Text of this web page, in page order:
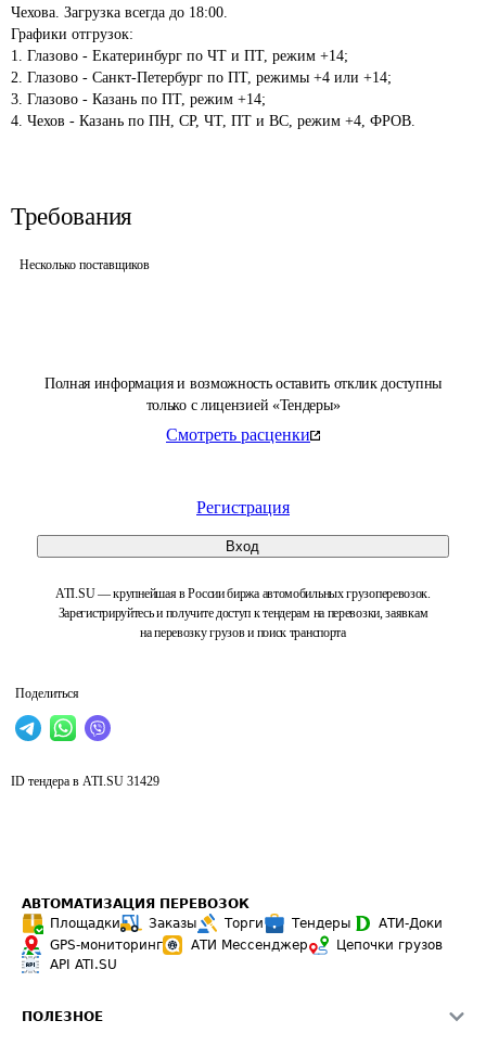
Полная информация и возможность оставить отклик доступны
только с лицензией «Тендеры»
Смотреть расценки
Регистрация
Вход
ATI.SU — крупнейшая в России биржа автомобильных грузоперевозок.
Зарегистрируйтесь и получите доступ к тендерам на перевозки, заявкам
на перевозку грузов и поиск транспорта
Поделиться
Чехова. Загрузка всегда до 18:00.
Графики отгрузок:
1. Глазово - Екатеринбург по ЧТ и ПТ, режим +14;
2. Глазово - Санкт-Петербург по ПТ, режимы +4 или +14;
3. Глазово - Казань по ПТ, режим +14;
Требования
Несколько поставщиков
ID тендера в ATI.SU 31429
АВТОМАТИЗАЦИЯ ПЕРЕВОЗОК
Площадки
Заказы Торги Тендеры
АТИ-Доки
GPS-мониторинг
АТИ Мессенджер
Цепочки грузов
API ATI.SU
ПОЛЕЗНОЕ